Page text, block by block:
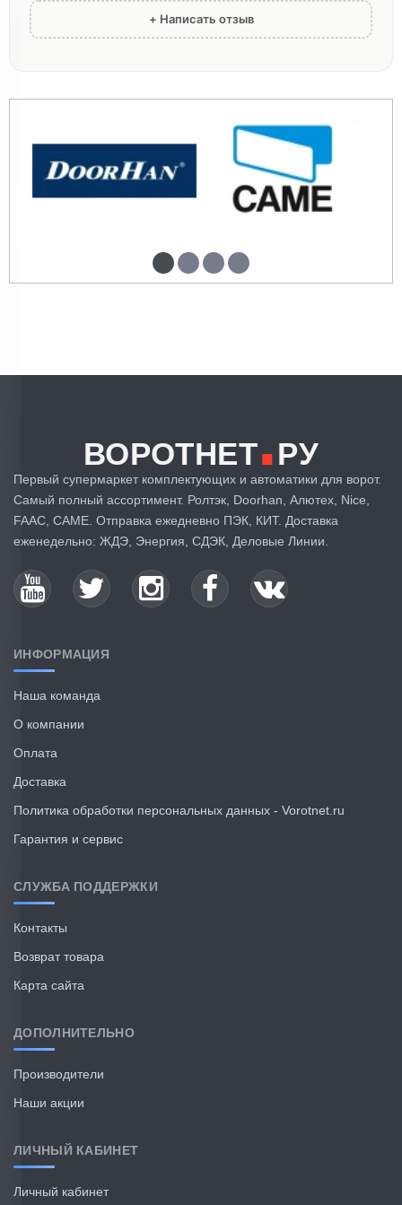
+ Написать отзыв
ВОРОТНЕТ.РУ
Первый супермаркет комплектующих и автоматики для ворот.
Самый полный ассортимент. Ролтэк, Doorhan, Алютех, Nice,
FAAC, CAME. Отправка ежедневно ПЭК, КИТ. Доставка
еженедельно: ЖДЭ, Энергия, СДЭК, Деловые Линии.
ИНФОРМАЦИЯ
Наша команда
О компании
Оплата
Доставка
Политика обработки персональных данных - Vorotnet.ru
Гарантия и сервис
СЛУЖБА ПОДДЕРЖКИ
Контакты
Возврат товара
Карта сайта
ДОПОЛНИТЕЛЬНО
Производители
Наши акции
ЛИЧНЫЙ КАБИНЕТ
Личный кабинет